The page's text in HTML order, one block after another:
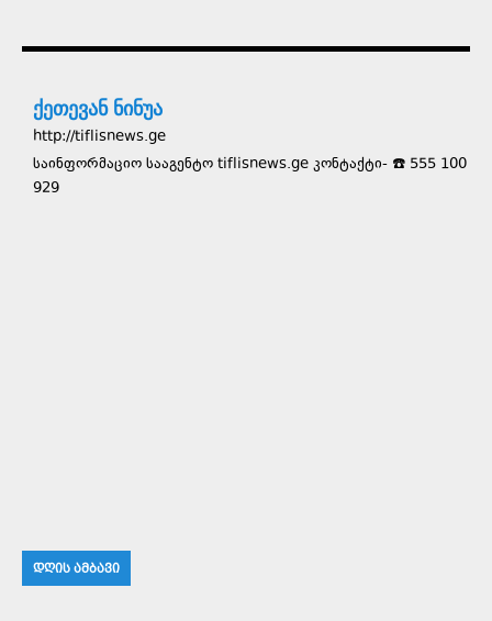
ქეთევან ნინუა
http://tiflisnews.ge
საინფორმაციო სააგენტო tiflisnews.ge კონტაქტი- ☎️ 555 100
929
ᲓᲦᲘᲡ ᲐᲛᲑᲐᲕᲘ